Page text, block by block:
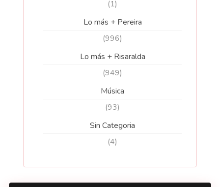
(1)
Lo más + Pereira
(996)
Lo más + Risaralda
(949)
Música
(93)
Sin Categoria
(4)